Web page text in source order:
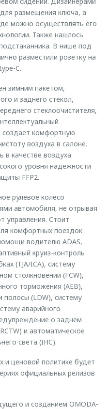
размещения ключа, а
можно осуществлять его
Также нашлось
В нише под
разместили розетку на
C.
зимним пакетом,
и заднего стекол,
стеклоочистителя,
создает комфортную
воздуха в салоне.
в качестве воздуха
уровня надёжности
FFP2.
рулевое колесо
автомобиля, не отрывая
управления. Стоит
комфортных поездок
водителю ADAS,
круиз-контроль
(TJA/ICA), систему
столкновении (FCW),
торможения (AEB),
(LDW), систему
аварийного
о заднем
и автоматическое
света (IHC).
и ценовой политике будет
официальных релизов
и созданием OMODA-